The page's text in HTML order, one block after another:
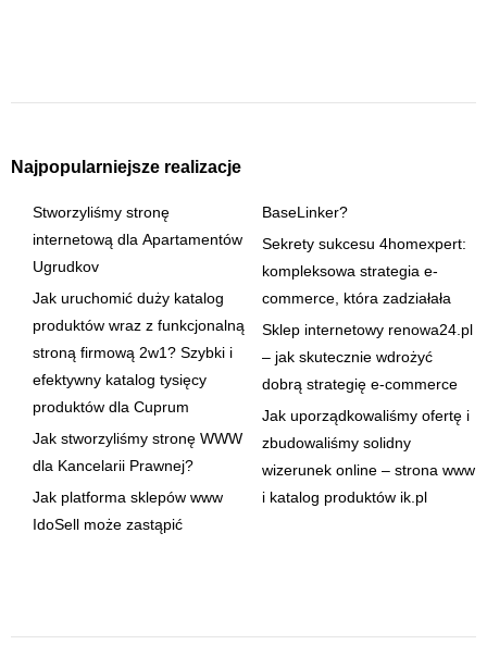
Najpopularniejsze realizacje
Stworzyliśmy stronę
internetową dla Apartamentów
Ugrudkov
Jak uruchomić duży katalog
produktów wraz z funkcjonalną
stroną firmową 2w1? Szybki i
efektywny katalog tysięcy
produktów dla Cuprum
Jak stworzyliśmy stronę WWW
dla Kancelarii Prawnej?
Jak platforma sklepów www
IdoSell może zastąpić
BaseLinker?
Sekrety sukcesu 4homexpert:
kompleksowa strategia e-
commerce, która zadziałała
Sklep internetowy renowa24.pl
– jak skutecznie wdrożyć
dobrą strategię e-commerce
Jak uporządkowaliśmy ofertę i
zbudowaliśmy solidny
wizerunek online – strona www
i katalog produktów ik.pl